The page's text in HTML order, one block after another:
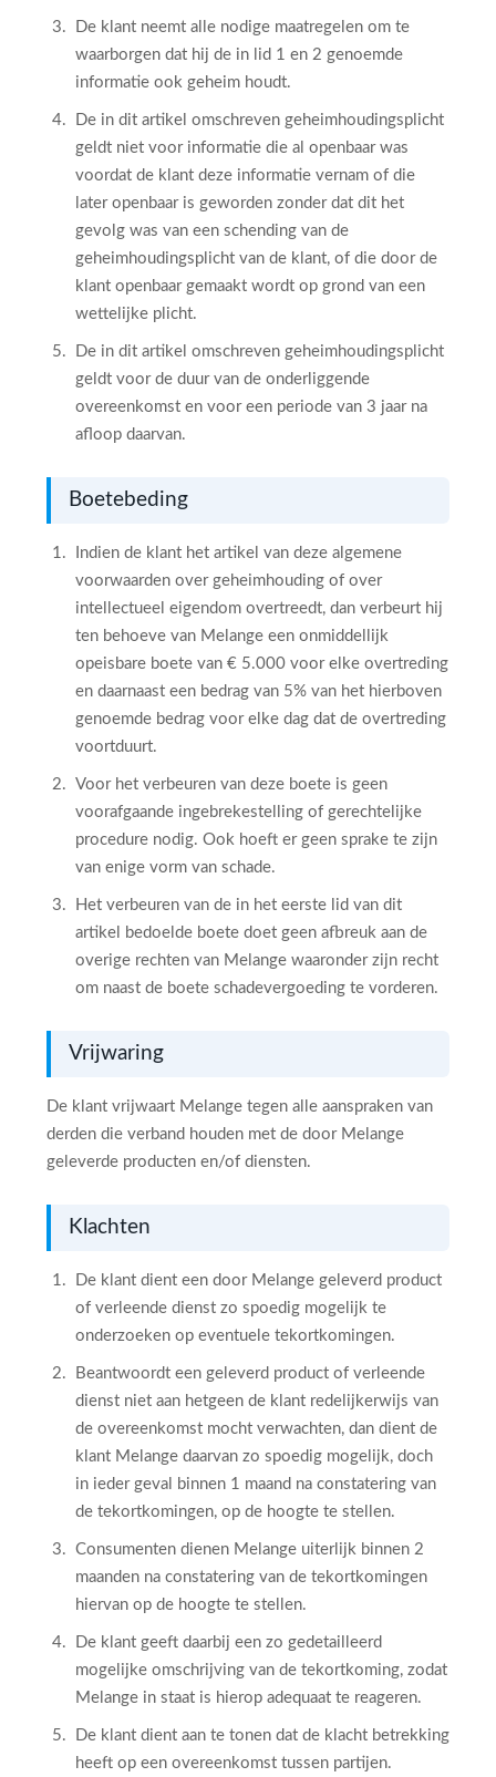
De klant neemt alle nodige maatregelen om te
waarborgen dat hij de in lid 1 en 2 genoemde
informatie ook geheim houdt.
De in dit artikel omschreven geheimhoudingsplicht
geldt niet voor informatie die al openbaar was
voordat de klant deze informatie vernam of die
later openbaar is geworden zonder dat dit het
gevolg was van een schending van de
geheimhoudingsplicht van de klant, of die door de
klant openbaar gemaakt wordt op grond van een
wettelijke plicht.
De in dit artikel omschreven geheimhoudingsplicht
geldt voor de duur van de onderliggende
overeenkomst en voor een periode van 3 jaar na
afloop daarvan.
Boetebeding
Indien de klant het artikel van deze algemene
voorwaarden over geheimhouding of over
intellectueel eigendom overtreedt, dan verbeurt hij
ten behoeve van Melange een onmiddellijk
opeisbare boete van € 5.000 voor elke overtreding
en daarnaast een bedrag van 5% van het hierboven
genoemde bedrag voor elke dag dat de overtreding
voortduurt.
Voor het verbeuren van deze boete is geen
voorafgaande ingebrekestelling of gerechtelijke
procedure nodig. Ook hoeft er geen sprake te zijn
van enige vorm van schade.
Het verbeuren van de in het eerste lid van dit
artikel bedoelde boete doet geen afbreuk aan de
overige rechten van Melange waaronder zijn recht
om naast de boete schadevergoeding te vorderen.
Vrijwaring
De klant vrijwaart Melange tegen alle aanspraken van
derden die verband houden met de door Melange
geleverde producten en/of diensten.
Klachten
De klant dient een door Melange geleverd product
of verleende dienst zo spoedig mogelijk te
onderzoeken op eventuele tekortkomingen.
Beantwoordt een geleverd product of verleende
dienst niet aan hetgeen de klant redelijkerwijs van
de overeenkomst mocht verwachten, dan dient de
klant Melange daarvan zo spoedig mogelijk, doch
in ieder geval binnen 1 maand na constatering van
de tekortkomingen, op de hoogte te stellen.
Consumenten dienen Melange uiterlijk binnen 2
maanden na constatering van de tekortkomingen
hiervan op de hoogte te stellen.
De klant geeft daarbij een zo gedetailleerd
mogelijke omschrijving van de tekortkoming, zodat
Melange in staat is hierop adequaat te reageren.
De klant dient aan te tonen dat de klacht betrekking
heeft op een overeenkomst tussen partijen.